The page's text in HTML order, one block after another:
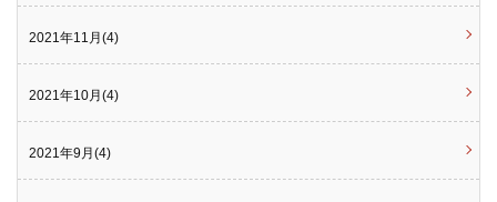
2021年11月(4)
2021年10月(4)
2021年9月(4)